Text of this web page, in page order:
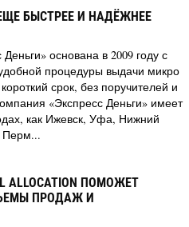
БЫСТРЕЕ И НАДЁЖНЕЕ
основана в 2009 году с
процедуры выдачи микро
срок, без поручителей и
«Экспресс Деньги» имеет
как Ижевск, Уфа, Нижний
Перм...
ALLOCATION ПОМОЖЕТ
ПРОДАЖ И